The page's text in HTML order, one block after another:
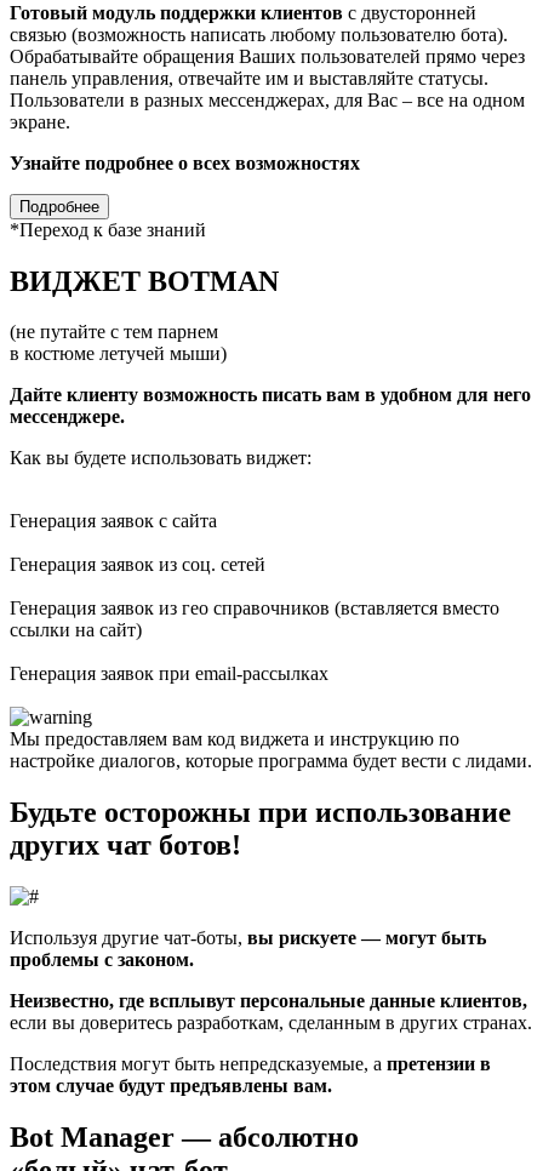
Готовый модуль поддержки клиентов с двусторонней
связью (возможность написать любому пользователю бота).
Обрабатывайте обращения Ваших пользователей прямо через
панель управления, отвечайте им и выставляйте статусы.
Пользователи в разных мессенджерах, для Вас – все на одном
экране.
Узнайте подробнее о всех возможностях
Подробнее
*Переход к базе знаний
ВИДЖЕТ BOTMAN
(не путайте с тем парнем
в костюме летучей мыши)
Дайте клиенту возможность писать вам в удобном для него
мессенджере.
Как вы будете использовать виджет:
Генерация заявок с сайта
Генерация заявок из соц. сетей
Генерация заявок из гео справочников (вставляется вместо
ссылки на сайт)
Генерация заявок при email-рассылках
Мы предоставляем вам код виджета и инструкцию по
настройке диалогов, которые программа будет вести с лидами.
Будьте осторожны при использование
других чат ботов!
Используя другие чат-боты, вы рискуете — могут быть
проблемы с законом.
Неизвестно, где всплывут персональные данные клиентов,
если вы доверитесь разработкам, сделанным в других странах.
Последствия могут быть непредсказуемые, а претензии в
этом случае будут предъявлены вам.
Bot Manager — абсолютно